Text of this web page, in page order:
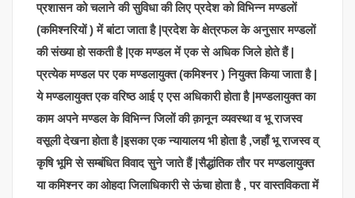
प्रशासन को चलाने की सुविधा की लिए प्रदेश को विभिन्न मण्डलों
(कमिश्नरियों ) में बांटा जाता है |प्रदेश के क्षेत्रफल के अनुसार मण्डलों
की संख्या हो सकती है |एक मण्डल में एक से अधिक जिले होते हैं |
प्रत्येक मण्डल पर एक मण्डलायुक्त (कमिश्नर ) नियुक्त किया जाता है |
ये मण्डलायुक्त एक वरिष्ठ आई ए एस अधिकारी होता है |मण्डलायुक्त का
काम अपने मण्डल के विभिन्न जिलों की क़ानून व्यवस्था व भू राजस्व
वसूली देखना होता है |इसका एक न्यायालय भी होता है ,जहाँ भू राजस्व व्
कृषि भूमि से सम्बंधित विवाद सुने जाते हैं |सैद्धांतिक तौर पर मण्डलायुक्त
या कमिश्नर का ओहदा जिलाधिकारी से ऊंचा होता है , पर वास्तविकता में